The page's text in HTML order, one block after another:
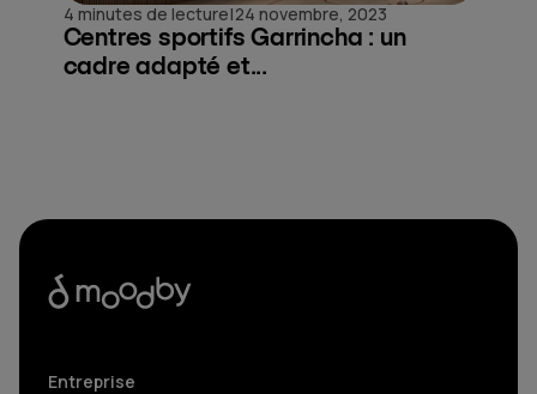
4 minutes de lecture|24 novembre, 2023
Centres sportifs Garrincha : un
cadre adapté et...
Entreprise